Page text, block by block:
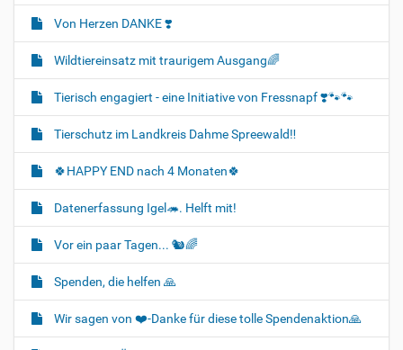
Von Herzen DANKE ❣️
Wildtiereinsatz mit traurigem Ausgang🌈
Tierisch engagiert - eine Initiative von Fressnapf ❣️🐾🐾
Tierschutz im Landkreis Dahme Spreewald‼️
🍀HAPPY END nach 4 Monaten🍀
Datenerfassung Igel🦔. Helft mit!
Vor ein paar Tagen... 🐿🌈
Spenden, die helfen 🙏
Wir sagen von ❤️-Danke für diese tolle Spendenaktion🙏